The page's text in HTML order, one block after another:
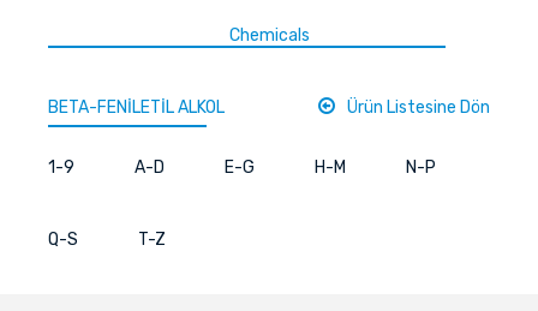
Chemicals
BETA-FENİLETİL ALKOL Ürün Listesine Dön
1-9 A-D E-G H-M N-P
Q-S T-Z